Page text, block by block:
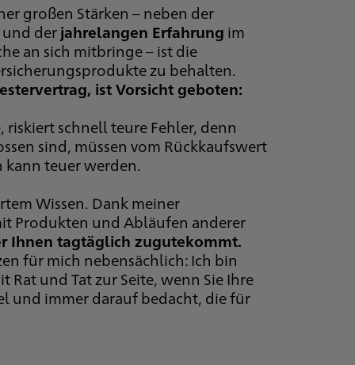
großen Stärken – neben der
derjahrelangen Erfahrung im
an sich mitbringe – ist die
zu behalten.
ist Vorsicht geboten:
schnell teure Fehler, denn
sind, müssen vom Rückkaufswert
teuer werden.
Wissen. Dank meiner
Produkten und Abläufen anderer
Ihnen tagtäglich zugutekommt.
für mich nebensächlich: Ich bin
Rat und Tat zur Seite, wenn Sie Ihre
und immer darauf bedacht, die für